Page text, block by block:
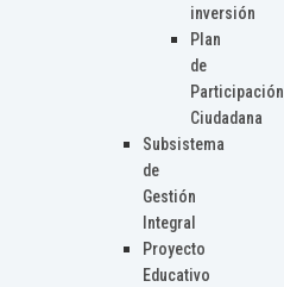
inversión
Plan
de
Participación
Ciudadana
Subsistema
de
Gestión
Integral
Proyecto
Educativo